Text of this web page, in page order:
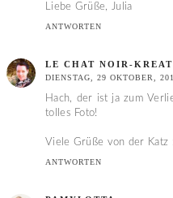
Liebe Grüße, Julia
ANTWORTEN
LE CHAT NOIR-
DIENSTAG, 29 OKTOBER,
Hach, der ist ja zum
tolles Foto!
Viele Grüße von der Katz
ANTWORTEN